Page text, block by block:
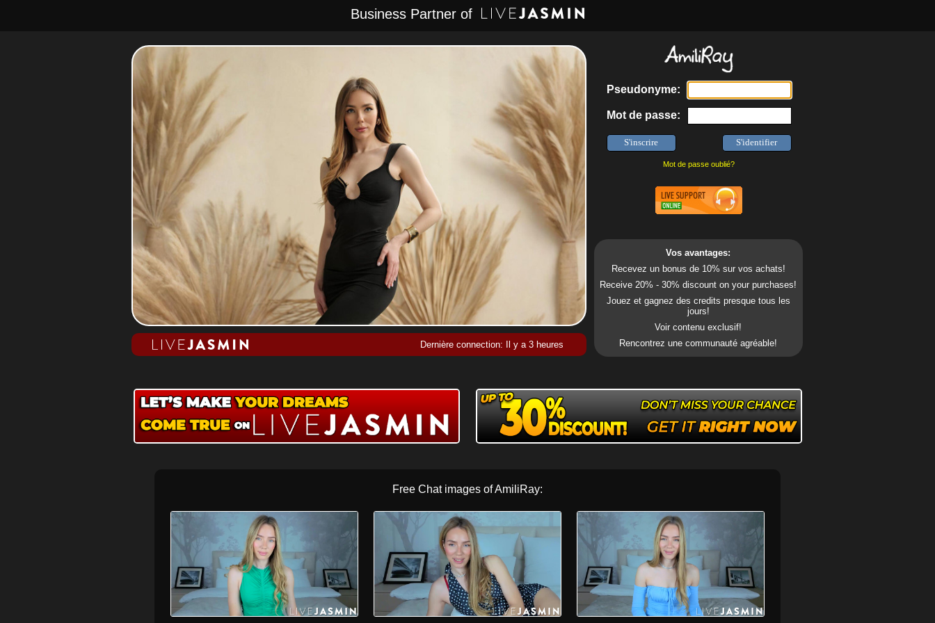
Business Partner of
Dernière connection: Il y a 3 heures
Pseudonyme:
Mot de passe:
Mot de passe oublié?
Vos avantages:
Recevez un bonus de 10% sur vos achats!
Receive 20% - 30% discount on your purchases!
Jouez et gagnez des credits presque tous les
jours!
Voir contenu exclusif!
Rencontrez une communauté agréable!
Free Chat images of AmiliRay: